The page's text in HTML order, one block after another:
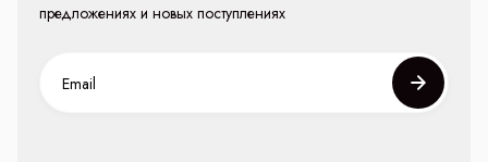
предложениях и новых поступлениях